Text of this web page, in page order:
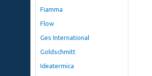
Fiamma
Flow
Ges International
Goldschmitt
Ideatermica